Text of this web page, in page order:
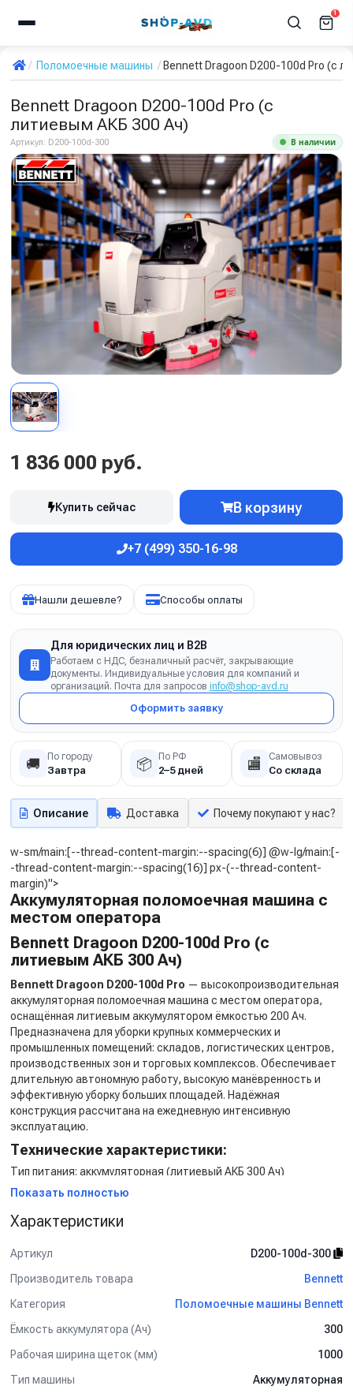
1
Поломоечные машины Bennett Dragoon D200-100d Pro (с
Bennett Dragoon D200-100d Pro (с
литиевым АКБ 300 Ач)
Артикул: D200-100d-300 В наличии
1 836 000 руб.
Купить сейчас В корзину
+7 (499) 350-16-98
Нашли дешевле? Способы оплаты
Для юридических лиц и B2B
Работаем с НДС, безналичный расчёт, закрывающие
документы. Индивидуальные условия для компаний и
организаций. Почта для запросов info@shop-avd.ru
Оформить заявку
🚚 По городу
Завтра 📦 По РФ
2–5 дней 🏬 Самовывоз
Со склада
Описание Доставка Почему покупают у нас?
w-sm/main:[--thread-content-margin:--spacing(6)] @w-lg/main:[-
-thread-content-margin:--spacing(16)] px-(--thread-content-
margin)">
Аккумуляторная поломоечная машина с
местом оператора
Bennett Dragoon D200-100d Pro (с
литиевым АКБ 300 Ач)
Bennett Dragoon D200-100d Pro — высокопроизводительная
аккумуляторная поломоечная машина с местом оператора,
оснащённая литиевым аккумулятором ёмкостью 200 Ач.
Предназначена для уборки крупных коммерческих и
промышленных помещений: складов, логистических центров,
производственных зон и торговых комплексов. Обеспечивает
длительную автономную работу, высокую манёвренность и
эффективную уборку больших площадей. Надёжная
конструкция рассчитана на ежедневную интенсивную
эксплуатацию.
Технические характеристики:
Тип питания: аккумуляторная (литиевый АКБ 300 Ач)
Напряжение: 36 В
Производительность: 7 000 м²/ч
Объем бака грязной воды: 225 л
Особенности и преимущества:
Литиевый АКБ 300 Ач — длительная автономность и лёгкий
вес
Большие баки для воды — меньше остановок
Высокая производительность на больших площадях
Надёжная конструкция для интенсивной эксплуатации
Показать полностью
Характеристики
Артикул
D200-100d-300
Производитель товара
Bennett
Категория
Поломоечные машины Bennett
Ёмкость аккумулятора (Ач)
300
Рабочая ширина щеток (мм)
1000
Тип машины
Аккумуляторная